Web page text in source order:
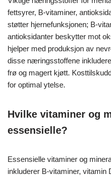
fettsyrer, B-vitaminer,
støtter hjernefunksjonen; B-
antioksidanter beskytter mot
hjelper med produksjon av
disse næringsstoffene
frø og magert kjøtt.
for optimal ytelse.
Hvilke vitaminer og
essensielle?
Essensielle vitaminer og
inkluderer B-vitaminer, vitamin